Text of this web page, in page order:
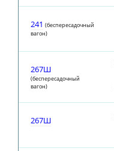
241 (беспересадочный
вагон)
267Ш
(беспересадочный
вагон)
267Ш